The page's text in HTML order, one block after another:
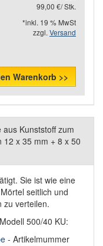
99,00 €/ Stk.
*inkl. 19 % MwSt
zzgl. Versand
Warenkorb >>
Kunststoff zum
12 x 35 mm + 8 x 50
Sie ist wie eine
seitlich und
zu verteilen.
500/40 KU:
- Artikelmummer